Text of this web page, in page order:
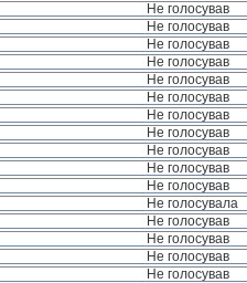
Не голосував
Не голосував
Не голосував
Не голосував
Не голосував
Не голосував
Не голосував
Не голосував
Не голосував
Не голосував
Не голосував
Не голосувала
Не голосував
Не голосував
Не голосував
Не голосував